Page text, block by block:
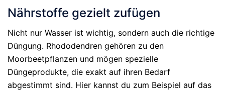
Nährstoffe gezielt zufügen
Nicht nur Wasser ist wichtig, sondern auch die richtige
Düngung. Rhododendren gehören zu den
Moorbeetpflanzen und mögen spezielle
Düngeprodukte, die exakt auf ihren Bedarf
abgestimmt sind. Hier kannst du zum Beispiel auf das